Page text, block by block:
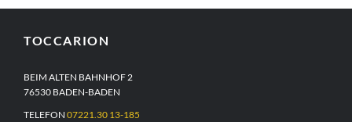
TOCCARION
BEIM ALTEN BAHNHOF 2
76530 BADEN-BADEN
TELEFON 07221.30 13-185